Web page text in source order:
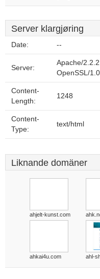
Server klargjøring
Date: --
Server:
Apache/
OpenSSL/
Content-
Length:
1248
Content-
Type:
text/html
Liknande domäner
ahjelt-kunst.com
ahkai4u.com ahl-